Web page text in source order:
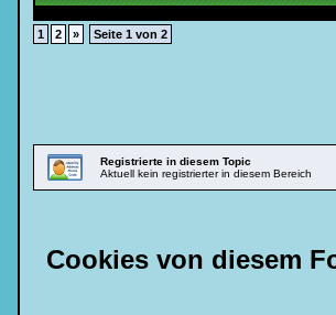
1 2 » Seite 1 von 2
Registrierte in diesem Topic
Aktuell kein registrierter in diesem Bereich
Cookies von diesem